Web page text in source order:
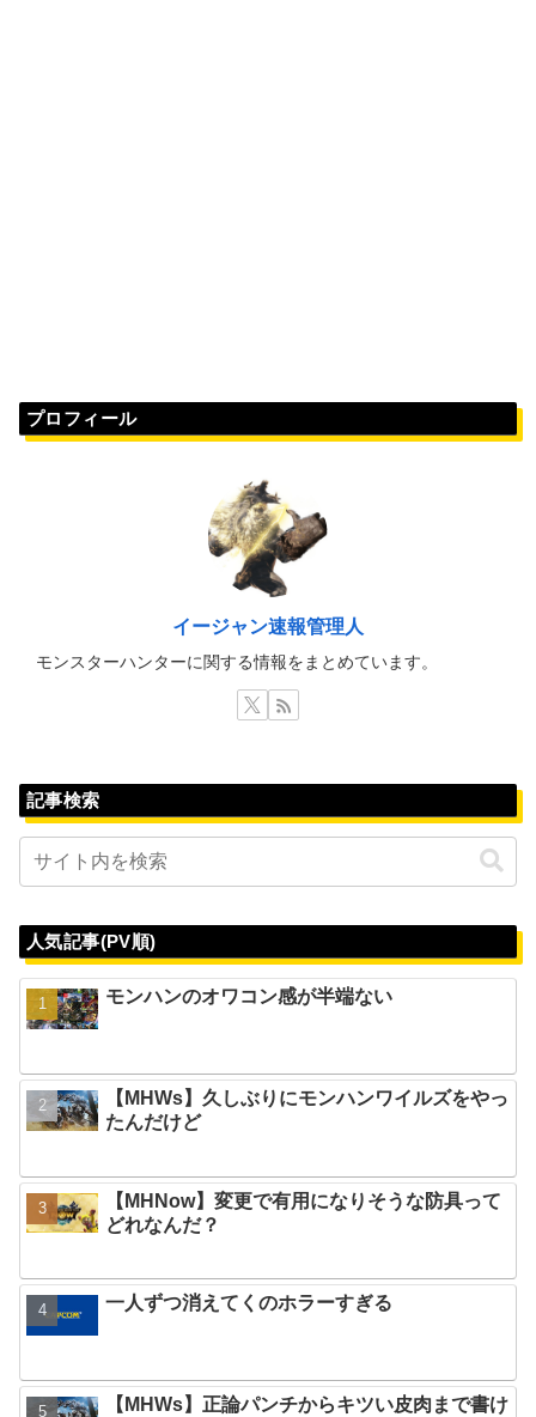
プロフィール
イージャン速報管理人
モンスターハンターに関する情報をまとめています。
記事検索
人気記事(PV順)
モンハンのオワコン感が半端ない
【MHWs】久しぶりにモンハンワイルズをやっ
たんだけど
【MHNow】変更で有用になりそうな防具って
どれなんだ？
一人ずつ消えてくのホラーすぎる
【MHWs】正論パンチからキツい皮肉まで書け